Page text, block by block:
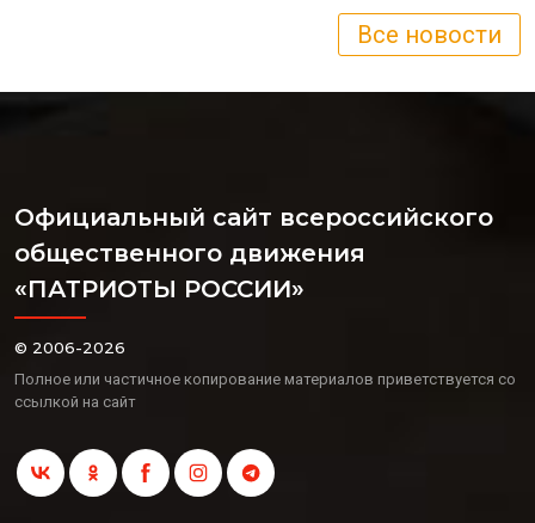
Все новости
Официальный сайт всероссийского
общественного движения
«ПАТРИОТЫ РОССИИ»
© 2006-2026
Полное или частичное копирование материалов приветствуется со
ссылкой на сайт